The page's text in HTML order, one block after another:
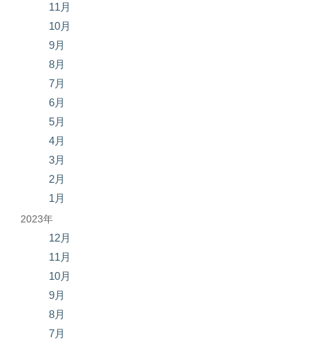
11月
10月
9月
8月
7月
6月
5月
4月
3月
2月
1月
2023年
12月
11月
10月
9月
8月
7月